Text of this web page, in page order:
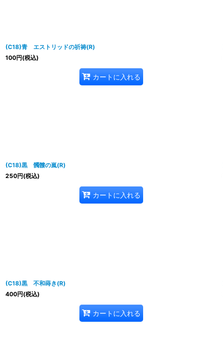
(C18)青 エストリッドの祈祷(R)
100円(税込)
カートに入れる
(C18)黒 髑髏の嵐(R)
250円(税込)
カートに入れる
(C18)黒 不和蒔き(R)
400円(税込)
カートに入れる